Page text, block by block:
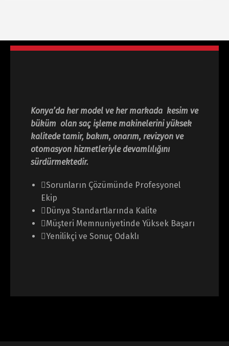
Konya’da her model ve her markada kesim ve
büküm olan saç işleme makinelerini yüksek
kalitede tamir, bakım, onarım, revizyon ve
otomasyon hizmetleriyle devamlılığını
sürdürmektedir.
Sorunların Çözümünde Profesyonel
Ekip
Dünya Standartlarında Kalite
Müşteri Memnuniyetinde Yüksek Başarı
Yenilikçi ve Sonuç Odaklı